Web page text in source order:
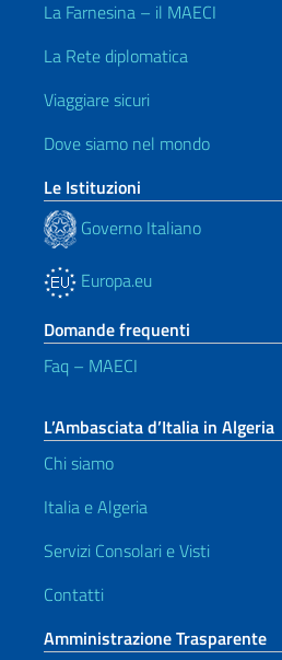
La Farnesina – il MAECI
La Rete diplomatica
Viaggiare sicuri
Dove siamo nel mondo
Le Istituzioni
Governo Italiano
Europa.eu
Domande frequenti
Faq – MAECI
L’Ambasciata d’Italia in Algeria
Chi siamo
Italia e Algeria
Servizi Consolari e Visti
Contatti
Amministrazione Trasparente